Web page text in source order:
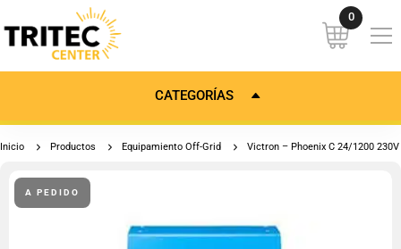
CATEGORÍAS
Inicio Productos Equipamiento Off-Grid Victron – Phoenix C 24/1200 230V
A PEDIDO